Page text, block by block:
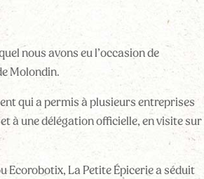
nous avons eu l’occasion de
Molondin.
qui a permis à plusieurs entreprises
à une délégation officielle, en visite sur
Ecorobotix, La Petite Épiceriea séduit